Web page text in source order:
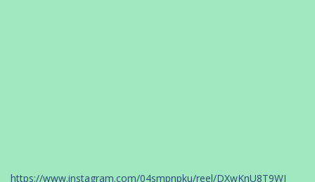
https://www.instagram.com/04smpnpku/reel/DXwKnU8T9WJ